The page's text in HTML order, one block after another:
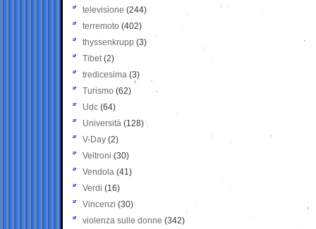
televisione(244)
terremoto (402)
thyssenkrupp (3)
Tibet(2)
tredicesima (3)
Turismo (62)
Udc (64)
Università (128)
V-Day (2)
Veltroni (30)
Vendola (41)
Verdi (16)
Vincenzi (30)
violenza sulle donne (342)